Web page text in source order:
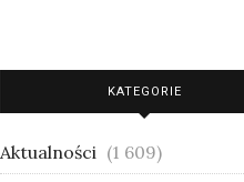
KATEGORIE
Aktualności (1 609)